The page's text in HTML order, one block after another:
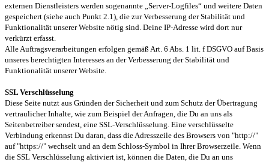
externen Dienstleisters werden sogenannte „Server-Logfiles“ und weitere Daten
gespeichert (siehe auch Punkt 2.1), die zur Verbesserung der Stabilität und
Funktionalität unserer Website nötig sind. Deine IP-Adresse wird dort nur
verkürzt erfasst.
Alle Auftragsverarbeitungen erfolgen gemäß Art. 6 Abs. 1 lit. f DSGVO auf Basis
unseres berechtigten Interesses an der Verbesserung der Stabilität und
Funktionalität unserer Website.
SSL Verschlüsselung
Diese Seite nutzt aus Gründen der Sicherheit und zum Schutz der Übertragung
vertraulicher Inhalte, wie zum Beispiel der Anfragen, die Du an uns als
Seitenbetreiber sendest, eine SSL-Verschlüsselung. Eine verschlüsselte
Verbindung erkennst Du daran, dass die Adresszeile des Browsers von "http://"
auf "https://" wechselt und an dem Schloss-Symbol in Ihrer Browserzeile. Wenn
die SSL Verschlüsselung aktiviert ist, können die Daten, die Du an uns